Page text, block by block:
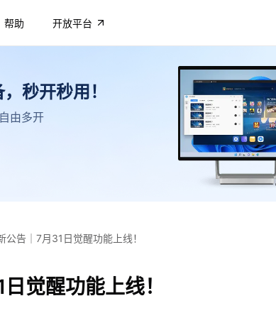
帮助 开放平台
秒开秒用！
由多开
公告｜7月31日觉醒功能上线！
觉醒功能上线！